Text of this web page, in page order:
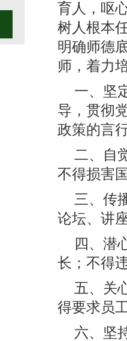
育人，呕
树人根本
明确师德
师，着力
一、坚
导，贯彻
政策的言行
二、自
不得损害
三、传
论坛、讲
四、潜
长；不得
五、关
得要求员
六、坚